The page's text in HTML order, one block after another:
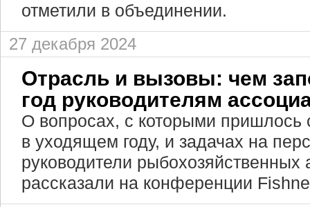
отметили в объединении.
27 декабря 2024
Отрасль и вызовы: чем
год руководителям
О вопросах, с которыми пришлось
в уходящем году, и задачах на
руководители рыбохозяйственных
рассказали на конференции